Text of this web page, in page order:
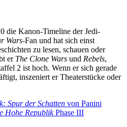
die Kanon-Timeline der Jedi-
Wars-Fan und hat sich einst
zu lesen, schauen oder
er The Clone Wars und Rebels,
2 ist hoch. Wenn er sich gerade
inszeniert er Theaterstücke oder
Spur der Schatten von Panini
Hohe RepublikPhase III